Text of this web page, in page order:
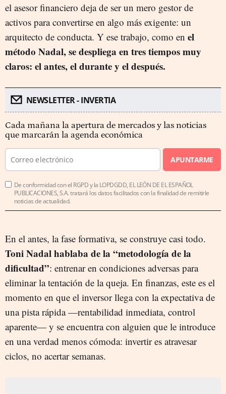
el asesor financiero deja de ser un mero gestor de
activos para convertirse en algo más exigente: un
arquitecto de conducta. Y ese trabajo, como en el
método Nadal, se despliega en tres tiempos muy
claros: el antes, el durante y el después.
NEWSLETTER - INVERTIA
Cada mañana la apertura de mercados y las noticias
que marcarán la agenda económica
APUNTARME
De conformidad con el RGPD y la LOPDGDD, EL LEÓN DE EL ESPAÑOL
PUBLICACIONES, S.A. tratará los datos facilitados con la finalidad de remitirle
noticias de actualidad.
En el antes, la fase formativa, se construye casi todo.
Toni Nadal hablaba de la “metodología de la
dificultad”: entrenar en condiciones adversas para
eliminar la tentación de la queja. En finanzas, este es el
momento en que el inversor llega con la expectativa de
una pista rápida —rentabilidad inmediata, control
aparente— y se encuentra con alguien que le introduce
en una verdad menos cómoda: invertir es atravesar
ciclos, no acertar semanas.